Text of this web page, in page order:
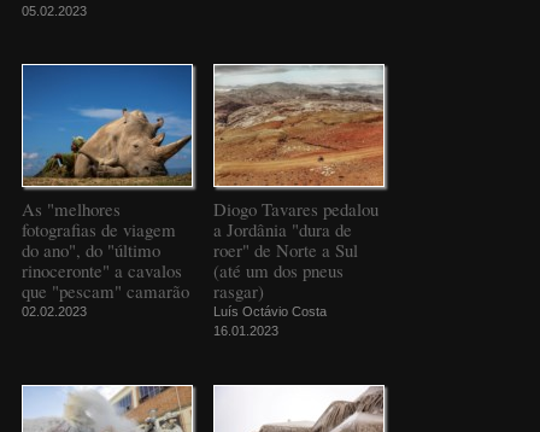
05.02.2023
As "melhores
fotografias de viagem
do ano", do "último
rinoceronte" a cavalos
que "pescam" camarão
02.02.2023
Diogo Tavares pedalou
a Jordânia "dura de
roer" de Norte a Sul
(até um dos pneus
rasgar)
Luís Octávio Costa
16.01.2023